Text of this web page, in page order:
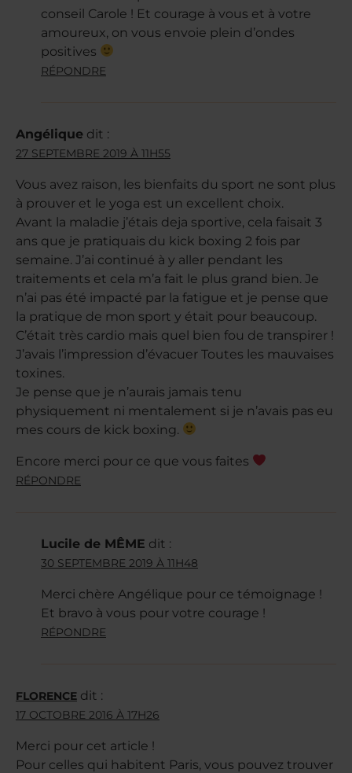
conseil Carole ! Et courage à vous et à votre
amoureux, on vous envoie plein d’ondes
positives
RÉPONDRE
Angélique dit :
27 SEPTEMBRE 2019 À 11H55
Vous avez raison, les bienfaits du sport ne sont plus
à prouver et le yoga est un excellent choix.
Avant la maladie j’étais deja sportive, cela faisait 3
ans que je pratiquais du kick boxing 2 fois par
semaine. J’ai continué à y aller pendant les
traitements et cela m’a fait le plus grand bien. Je
n’ai pas été impacté par la fatigue et je pense que
la pratique de mon sport y était pour beaucoup.
C’était très cardio mais quel bien fou de transpirer !
J’avais l’impression d’évacuer Toutes les mauvaises
toxines.
Je pense que je n’aurais jamais tenu
physiquement ni mentalement si je n’avais pas eu
mes cours de kick boxing.
Encore merci pour ce que vous faites
RÉPONDRE
Lucile de MÊME dit :
30 SEPTEMBRE 2019 À 11H48
Merci chère Angélique pour ce témoignage !
Et bravo à vous pour votre courage !
RÉPONDRE
FLORENCE dit :
17 OCTOBRE 2016 À 17H26
Merci pour cet article !
Pour celles qui habitent Paris, vous pouvez trouver